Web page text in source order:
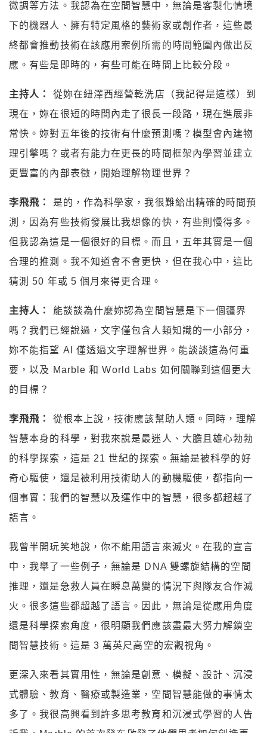
微調等方法。我認為在空間智慧中，無論是客製化情境
下的機器人、擁有特定風格的藝術家或創作者，這些最
終都會推動技術在該應用案例所需的時間範圍內做出反
應。有些是即時的，有些可能在時間上比較分段。
主持人：
從妳在紐澤西經營乾洗店（我記得是這樣）到
現在，妳在很短的時間內走了很長一段路，現在進展非
常快。妳對五年後的技術有什麼預測嗎？模型會內建物
理引擎嗎？或者有能力在更長的時間框架內學習並建立
更豐富的內部表徵，開始理解物理世界？
李飛飛：
是的，作為科學家，我很難給出精確的時間預
測，因為有些技術發展比我想像的快，有些則慢得多。
但我認為這是一個很好的目標。而且，五年其實是一個
合理的推測。我不知道會不會更快，但在我心中，這比
猜測 50 年或 5 個月來得更合理。
主持人：
能談談為什麼妳認為空間智慧是下一個疆界
嗎？我們已經說過，文字僅包含人類知識的一小部分，
妳不能指望 AI 僅透過文字理解世界。能談談這為何重
要，以及 Marble 和 World Labs 如何關聯到這個更大
的目標？
李飛飛：
從根本上說，技術應該幫助人類。同時，理解
智慧本身的科學，對我來說是最迷人、大膽且雄心勃勃
的科學探索，這是 21 世紀的探索。無論是被科學的好
奇心驅使，還是被利用技術助人的動機驅使，都指向一
個事實：我們的智慧以及運作中的智慧，很多都超越了
語言。
我曾半開玩笑地說，你不能用語言來滅火。在我的宣言
中，我舉了一些例子，無論是 DNA 雙螺旋結構的空間
推理，還是急救人員在瞬息萬變的情況下與隊友合作滅
火。很多這些都超越了語言。因此，無論是從應用角度
還是科學探索角度，很明顯我們應該盡最大努力解鎖空
間智慧技術。這是 3 萬英尺高空的宏觀視角。
更深入來看其實用性，無論是創意、模擬、設計、沉浸
式體驗、教育、醫療或製造業，空間智慧能做的事情太
多了。我很高興看到許多思考教育和沉浸式學習的人告